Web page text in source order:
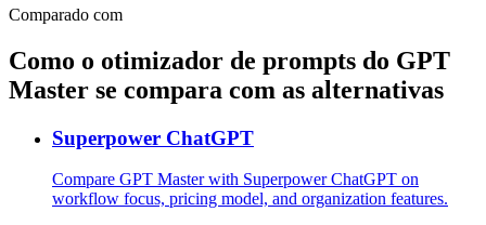
Comparado com
Como o otimizador de prompts do GPT
Master se compara com as alternativas
Superpower ChatGPT
Compare GPT Master with Superpower ChatGPT on
workflow focus, pricing model, and organization features.